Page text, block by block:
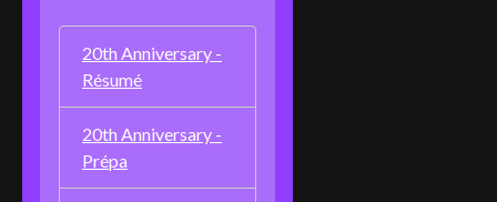
20th Anniversary -
Résumé
20th Anniversary -
Prépa